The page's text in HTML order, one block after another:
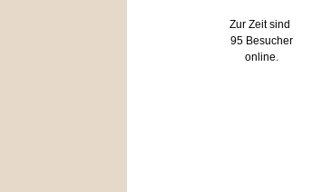
Zur Zeit sind
95 Besucher
online.